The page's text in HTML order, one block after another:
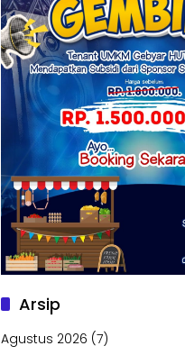
Arsip
Agustus 2026 (7)